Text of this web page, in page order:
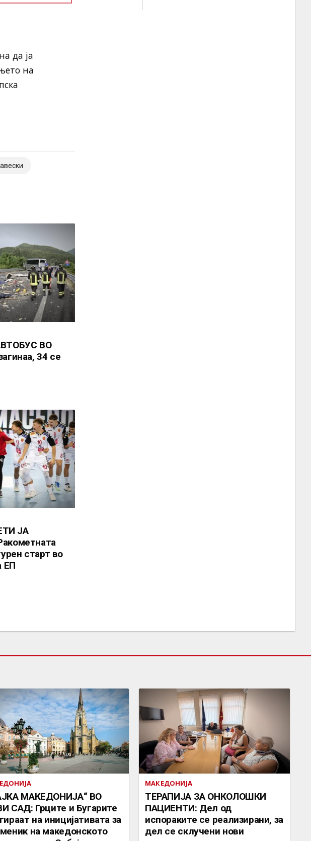
да ја
на
ВО
34 се
ЈА
старт во
ЕП
МАКЕДОНИЈА“ ВО
САД: Грците и Бугарите
на иницијативата за
на македонското
МАКЕДОНИЈА
ТЕРАПИЈА ЗА ОНКОЛОШКИ
ПАЦИЕНТИ: Дел од
испораките се реализирани, за
дел се склучени нови